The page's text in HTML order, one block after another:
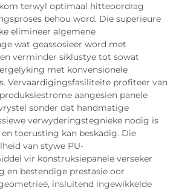
terwyl optimaal hitteoordrag
behou word. Die superieure
elimineer algemene
wat geassosieer word met
verminder siklustye tot sowat
met konvensionele
Vervaardigingsfasiliteite profiteer van
aangesien panele
sonder dat handmatige
verwyderingstegnieke nodig is
toerusting kan beskadig. Die
van stywe PU-
vir konstruksiepanele verseker
en bestendige prestasie oor
insluitend ingewikkelde